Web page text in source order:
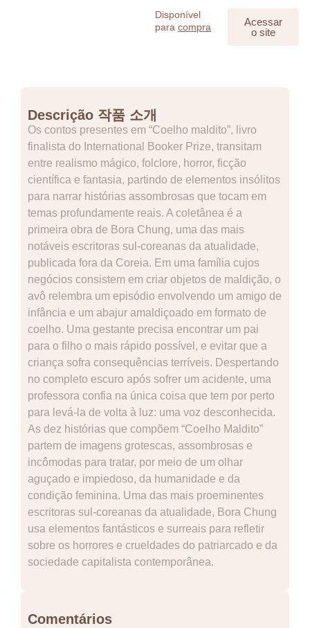
Disponível
para compra
Acessar
o site
Descrição 작품 소개
Os contos presentes em “Coelho maldito”, livro
finalista do International Booker Prize, transitam
entre realismo mágico, folclore, horror, ficção
científica e fantasia, partindo de elementos insólitos
para narrar histórias assombrosas que tocam em
temas profundamente reais. A coletânea é a
primeira obra de Bora Chung, uma das mais
notáveis escritoras sul-coreanas da atualidade,
publicada fora da Coreia. Em uma família cujos
negócios consistem em criar objetos de maldição, o
avô relembra um episódio envolvendo um amigo de
infância e um abajur amaldiçoado em formato de
coelho. Uma gestante precisa encontrar um pai
para o filho o mais rápido possível, e evitar que a
criança sofra consequências terríveis. Despertando
no completo escuro após sofrer um acidente, uma
professora confia na única coisa que tem por perto
para levá-la de volta à luz: uma voz desconhecida.
As dez histórias que compõem “Coelho Maldito”
partem de imagens grotescas, assombrosas e
incômodas para tratar, por meio de um olhar
aguçado e impiedoso, da humanidade e da
condição feminina. Uma das mais proeminentes
escritoras sul-coreanas da atualidade, Bora Chung
usa elementos fantásticos e surreais para refletir
sobre os horrores e crueldades do patriarcado e da
sociedade capitalista contemporânea.
Comentários